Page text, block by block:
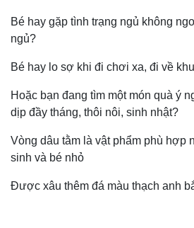
Bé hay gặp tình trạng ngủ không
ngủ?
Bé hay lo sợ khi đi chơi xa, đi về
Hoặc bạn đang tìm một món quà ý
dịp đầy tháng, thôi nôi, sinh nhật?
Vòng dâu tằm là vật phẩm phù hợp
sinh và bé nhỏ
Được xâu thêm đá màu thạch anh